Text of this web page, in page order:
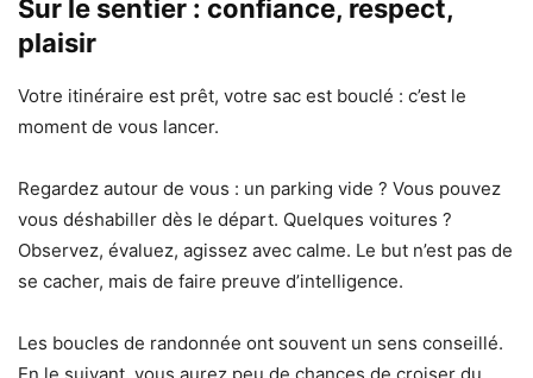
Sur le sentier : confiance, respect,
plaisir
Votre itinéraire est prêt, votre sac est bouclé : c’est le
moment de vous lancer.
Regardez autour de vous : un parking vide ? Vous pouvez
vous déshabiller dès le départ. Quelques voitures ?
Observez, évaluez, agissez avec calme. Le but n’est pas de
se cacher, mais de faire preuve d’intelligence.
Les boucles de randonnée ont souvent un sens conseillé.